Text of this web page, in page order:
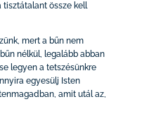
tisztátalant össze kell
mert a bűn nem
nélkül, legalább abban
legyen a tetszésünkre
egyesülj Isten
amit utál az,